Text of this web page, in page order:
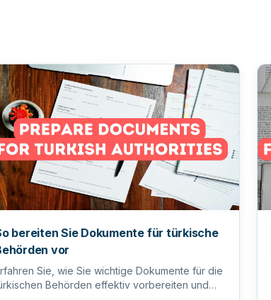
bereiten Sie Dokumente für türkische
vor
Sie, wie Sie wichtige Dokumente für die
Behörden effektiv vorbereiten und